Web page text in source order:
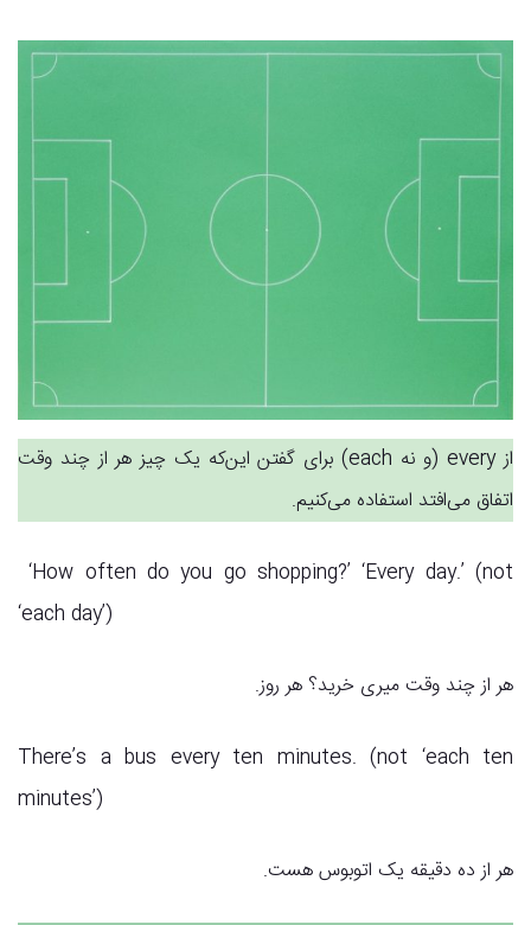
از every (و نه each) برای گفتن این‌که یک چیز هر از چند وقت
اتفاق می‌افتد استفاده می‌کنیم.
‘How often do you go shopping?’ ‘Every day.’ (not
‘each day’)
هر از چند وقت میری خرید؟ هر روز.
There’s a bus every ten minutes. (not ‘each ten
minutes’)
هر از ده دقیقه یک اتوبوس هست.